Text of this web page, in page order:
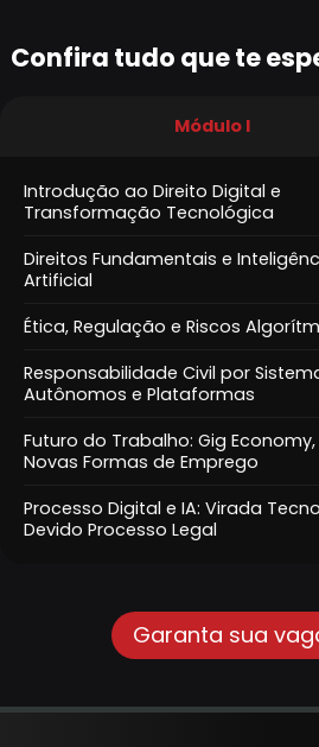
Confira tudo que te
Módulo I
Introdução ao Direito Digital e
Transformação Tecnológica
Direitos Fundamentais e
Artificial
Ética, Regulação e Riscos
Responsabilidade Civil por
Autônomos e Plataformas
Futuro do Trabalho: Gig Economy,
Novas Formas de Emprego
Processo Digital e IA: Virada
Devido Processo Legal
Garanta sua